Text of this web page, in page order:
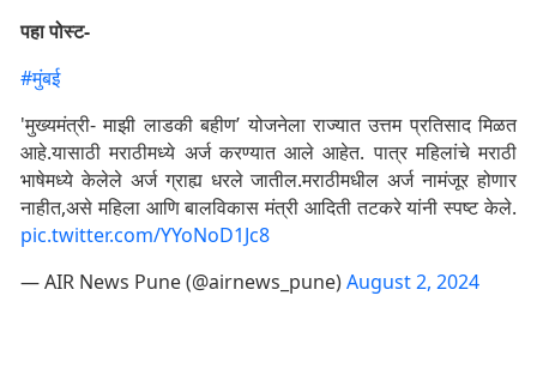
पहा पोस्ट-
#मुंबई
'मुख्यमंत्री- माझी लाडकी बहीण’ योजनेला राज्यात उत्तम प्रतिसाद मिळत
आहे.यासाठी मराठीमध्ये अर्ज करण्यात आले आहेत. पात्र महिलांचे मराठी
भाषेमध्ये केलेले अर्ज ग्राह्य धरले जातील.मराठीमधील अर्ज नामंजूर होणार
नाहीत,असे महिला आणि बालविकास मंत्री आदिती तटकरे यांनी स्पष्ट केले.
pic.twitter.com/YYoNoD1Jc8
— AIR News Pune (@airnews_pune)August 2, 2024